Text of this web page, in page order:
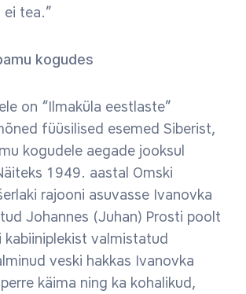
ei tea.”
kogudes
on “Ilmaküla eestlaste”
füüsilised esemed Siberist,
kogudele aegade jooksul
1949. aastal Omski
rajooni asuvasse Ivanovka
Johannes (Juhan) Prosti poolt
valmistatud
veski hakkas Ivanovka
käima ning ka kohalikud,